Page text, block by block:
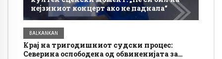
нејзиниот концерт ако не паднала“
BALKANKAN
Крај на тригодишниот судски процес:
Северина ослободена од обвиненијата за